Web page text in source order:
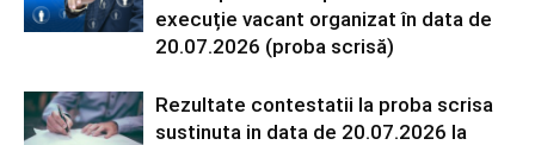
execuție vacant organizat în data de
20.07.2026 (proba scrisă)
Rezultate contestatii la proba scrisa
sustinuta in data de 20.07.2026 la